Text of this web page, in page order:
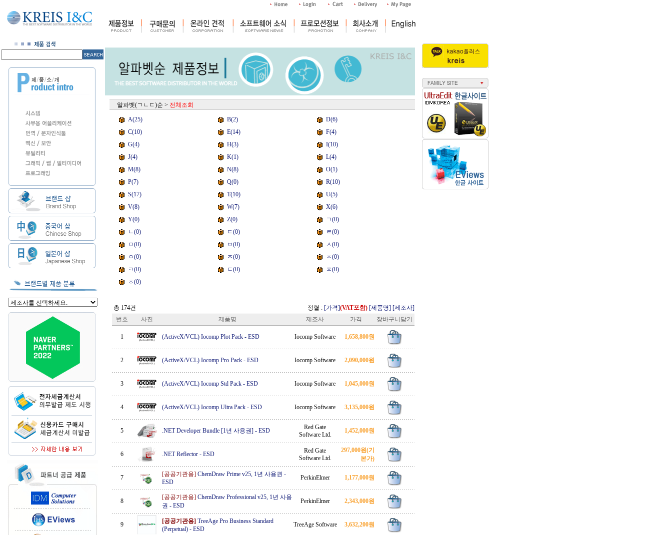
알파벳(ㄱㄴㄷ)순 > 전체조회
A(25) B(2)
D(6)
C(10)
E(14)
F(4)
G(4)
H(3)
I(10)
J(4)
K(1)
L(4)
M(8)
N(8)
O(1)
P(7)
Q(0)
R(10)
S(17)
T(10)
U(5)
V(8)
W(7)
X(6)
Y(0)
Z(0)
ㄱ(0)
ㄴ(0)
ㄷ(0)
ㄹ(0)
ㅁ(0)
ㅂ(0)
ㅅ(0)
ㅇ(0)
ㅈ(0)
ㅊ(0)
ㅋ(0)
ㅌ(0)
ㅍ(0)
ㅎ(0)
총 174건 정렬 : [가격](VAT포함) [제품명] [제조사]
번호
사진 제품명 제조사 가격 장바구니담기
1 (ActiveX/VCL) Iocomp Plot Pack- ESD Iocomp Software 1,658,800원
2 (ActiveX/VCL) Iocomp Pro Pack- ESD Iocomp Software 2,090,000원
3 (ActiveX/VCL) Iocomp Std Pack- ESD Iocomp Software 1,045,000원
4 (ActiveX/VCL) Iocomp Ultra Pack- ESD Iocomp Software 3,135,000원
5 .NET Developer Bundle [1년 사용권] - ESD
Red Gate
Software Ltd.
1,452,000원
6 .NET Reflector- ESD
Red Gate
Software Ltd.
297,000원(기
본가)
7 [공공기관용] ChemDraw Prime v25, 1년 사용권 -
ESD
PerkinElmer 1,177,000원
8
[공공기관용] ChemDraw Professional v25, 1년 사용
권 - ESD
PerkinElmer 2,343,000원
9 [공공기관용] TreeAge Pro Business Standard
(Perpetual)- ESD
TreeAge Software 3,632,200원